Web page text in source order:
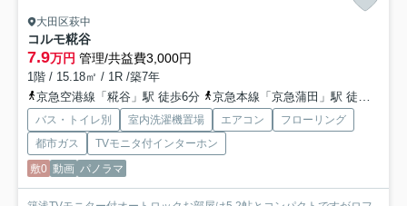
大田区萩中
コルモ糀谷
7.9万円 管理/共益費3,000円
1階 / 15.18㎡ / 1R /築7年
京急空港線「糀谷」駅 徒歩6分
京急本線「京急蒲田」駅 徒歩14分
バス・トイレ別 室内洗濯機置場 エアコン
フローリング
都市ガス
TVモニタ付インターホン
敷0 動画 パノラマ